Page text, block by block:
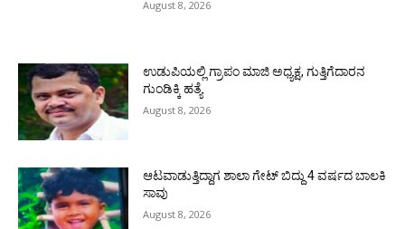
August 8, 2026
ಉಡುಪಿಯಲ್ಲಿ ಗ್ರಾಪಂ ಮಾಜಿ ಅಧ್ಯಕ್ಷ, ಗುತ್ತಿಗೆದಾರನ
ಗುಂಡಿಕ್ಕಿ ಹತ್ಯೆ
August 8, 2026
ಆಟವಾಡುತ್ತಿದ್ದಾಗ ಶಾಲಾ ಗೇಟ್‌ ಬಿದ್ದು 4 ವರ್ಷದ ಬಾಲಕಿ
ಸಾವು
August 8, 2026